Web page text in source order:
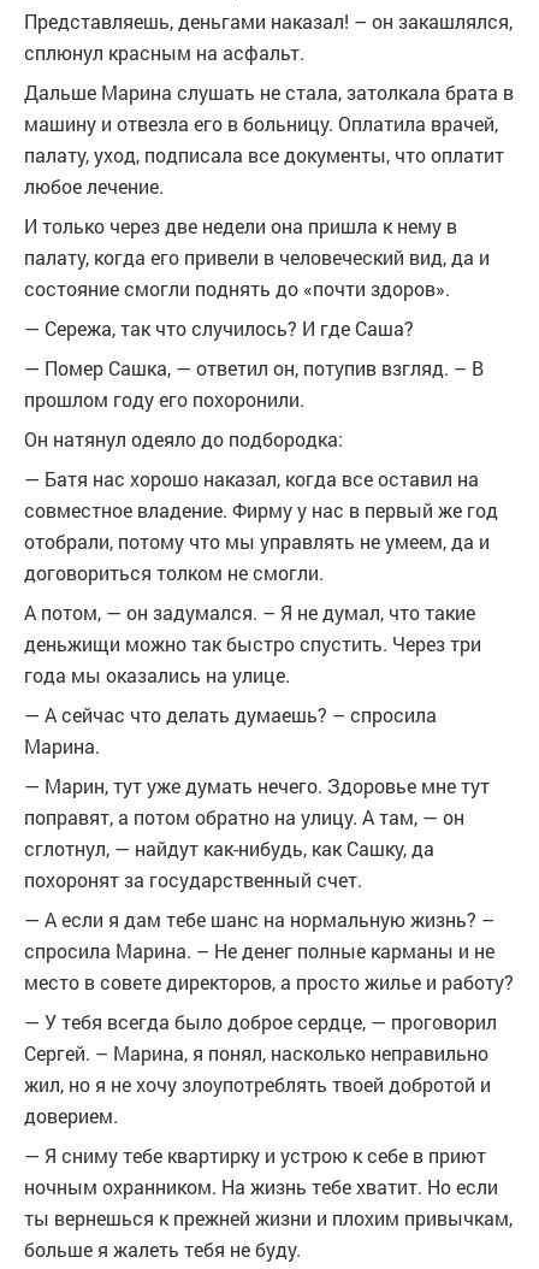
Представляешь, деньгами наказал! – он закашлялся,
сплюнул красным на асфальт.
Дальше Марина слушать не стала, затолкала брата в
машину и отвезла его в больницу. Оплатила врачей,
палату, уход, подписала все документы, что оплатит
любое лечение.
И только через две недели она пришла к нему в
палату, когда его привели в человеческий вид, да и
состояние смогли поднять до «почти здоров».
— Сережа, так что случилось? И где Саша?
— Помер Сашка, — ответил он, потупив взгляд. – В
прошлом году его похоронили.
Он натянул одеяло до подбородка:
— Батя нас хорошо наказал, когда все оставил на
совместное владение. Фирму у нас в первый же год
отобрали, потому что мы управлять не умеем, да и
договориться толком не смогли.
А потом, — он задумался. – Я не думал, что такие
деньжищи можно так быстро спустить. Через три
года мы оказались на улице.
— А сейчас что делать думаешь? – спросила
Марина.
— Марин, тут уже думать нечего. Здоровье мне тут
поправят, а потом обратно на улицу. А там, — он
сглотнул, — найдут как-нибудь, как Сашку, да
похоронят за государственный счет.
— А если я дам тебе шанс на нормальную жизнь? –
спросила Марина. – Не денег полные карманы и не
место в совете директоров, а просто жилье и работу?
— У тебя всегда было доброе сердце, — проговорил
Сергей. – Марина, я понял, насколько неправильно
жил, но я не хочу злоупотреблять твоей добротой и
доверием.
— Я сниму тебе квартирку и устрою к себе в приют
ночным охранником. На жизнь тебе хватит. Но если
ты вернешься к прежней жизни и плохим привычкам,
больше я жалеть тебя не буду.